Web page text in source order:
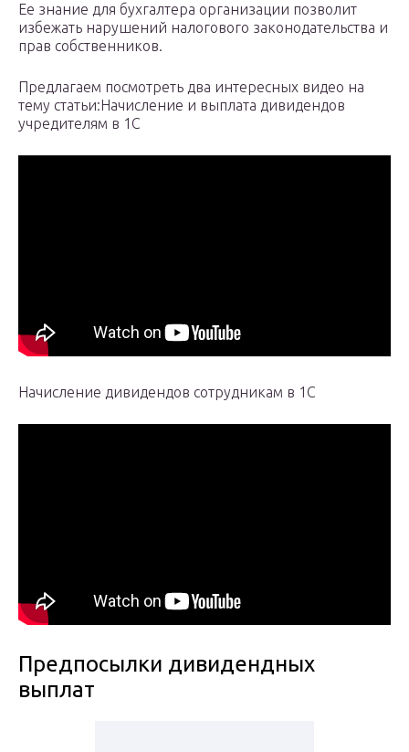
Ее знание для бухгалтера организации позволит
избежать нарушений налогового законодательства и
прав собственников.
Предлагаем посмотреть два интересных видео на
тему статьи:Начисление и выплата дивидендов
учредителям в 1С
Начисление дивидендов сотрудникам в 1С
Предпосылки дивидендных
выплат